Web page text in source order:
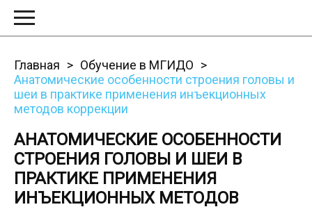
Главная
Обучение в МГИДО
Анатомические особенности строения головы и
шеи в практике применения инъекционных
методов коррекции
АНАТОМИЧЕСКИЕ ОСОБЕННОСТИ
СТРОЕНИЯ ГОЛОВЫ И ШЕИ В
ПРАКТИКЕ ПРИМЕНЕНИЯ
ИНЪЕКЦИОННЫХ МЕТОДОВ